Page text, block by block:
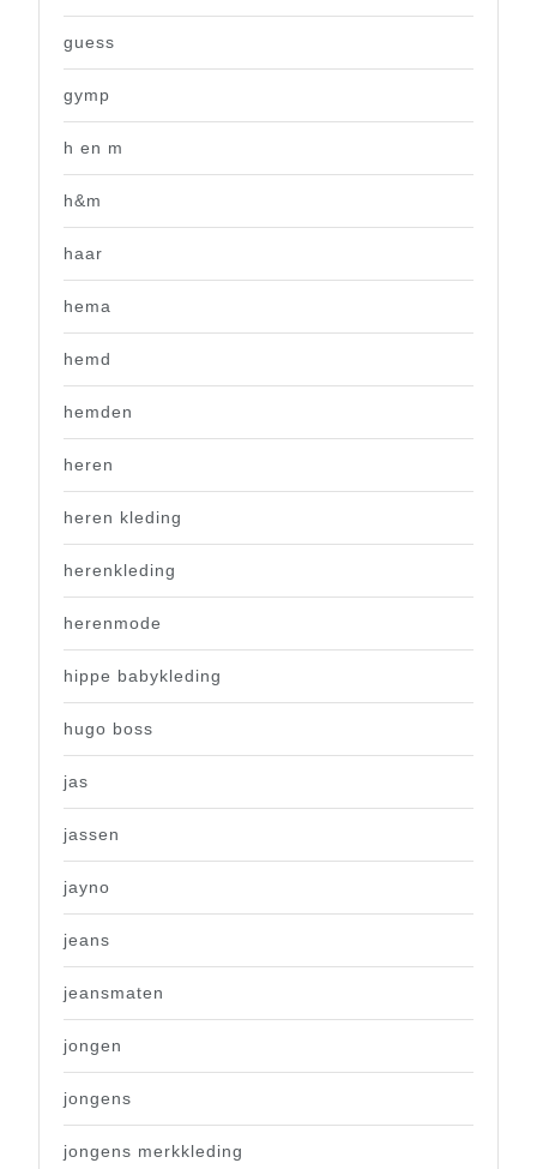
guess
gymp
h en m
h&m
haar
hema
hemd
hemden
heren
heren kleding
herenkleding
herenmode
hippe babykleding
hugo boss
jas
jassen
jayno
jeans
jeansmaten
jongen
jongens
jongens merkkleding